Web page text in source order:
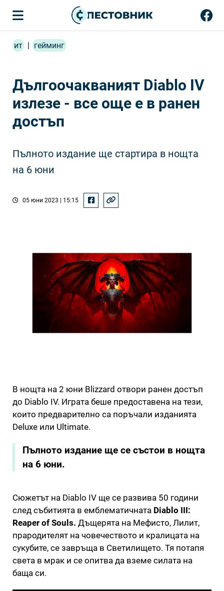
ит | гейминг
Дългоочакваният Diablo IV
излезе - все още е в ранен
достъп
Пълното издание ще стартира в нощта
на 6 юни
05 юни 2023 | 15:15
В нощта на 2 юни Blizzard отвори ранен достъп
до Diablo IV. Играта беше предоставена на тези,
които предварително са поръчали изданията
Deluxe или Ultimate.
Пълното издание ще се състои в нощта
на 6 юни.
Сюжетът на Diablo IV ще се развива 50 години
след събитията в емблематичната Diablo III:
Reaper of Souls. Дъщерята на Мефисто, Лилит,
прародителят на човечеството и кралицата на
сукубите, се завръща в Светилището. Тя потапя
света в мрак и се опитва да вземе силата на
баща си.